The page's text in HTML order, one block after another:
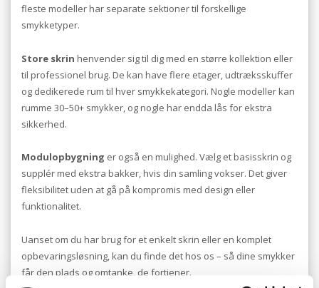
fleste modeller har separate sektioner til forskellige
smykketyper.
Store skrin henvender sig til dig med en større kollektion eller
til professionel brug. De kan have flere etager, udtræksskuffer
og dedikerede rum til hver smykkekategori. Nogle modeller kan
rumme 30–50+ smykker, og nogle har endda lås for ekstra
sikkerhed.
Modulopbygning er også en mulighed. Vælg et basisskrin og
supplér med ekstra bakker, hvis din samling vokser. Det giver
fleksibilitet uden at gå på kompromis med design eller
funktionalitet.
Uanset om du har brug for et enkelt skrin eller en komplet
opbevaringsløsning, kan du finde det hos os – så dine smykker
får den plads og omtanke, de fortjener.